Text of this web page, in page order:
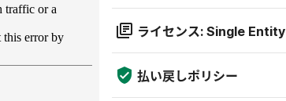
ライセンス: Single Entity
払い戻しポリシー